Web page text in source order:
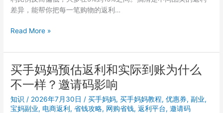
年
宝
副
率
工
具
差异，能帮你把每一笔购物的返利…
蜜
返
利
最
高
的
是
Read More »
买手妈妈预估返利和实际到账为什么
不一样？邀请码影响
知识 / 2026年7月30日 /买手妈妈,买手妈妈教程,优惠券,副业,
宝妈副业, 电商返利 ,省钱攻略, 网购省钱,返利平台,邀请码